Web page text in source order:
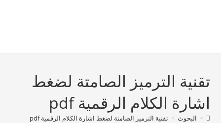
تقنية الترميز الصامتة لضغط
اشارة الكلام الرقمية pdf
> البحوث > تقنية الترميز الصامتة لضغط اشارة الكلام الرقمية pdf